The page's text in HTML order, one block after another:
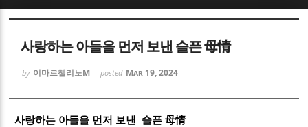
사랑하는 아들을 먼저 보낸 슬픈 母情
by 이마르첼리노M posted Mar 19, 2024
사랑하는 아들을 먼저 보낸 슬픈母情
Sketchbook5, 스케치북5
Sketchbook5, 스케치북5